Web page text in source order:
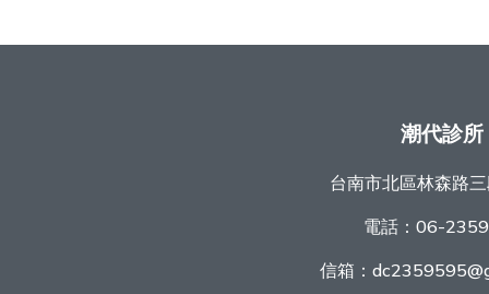
潮代診所
台南市北區林森路
電話： 06-
信箱：